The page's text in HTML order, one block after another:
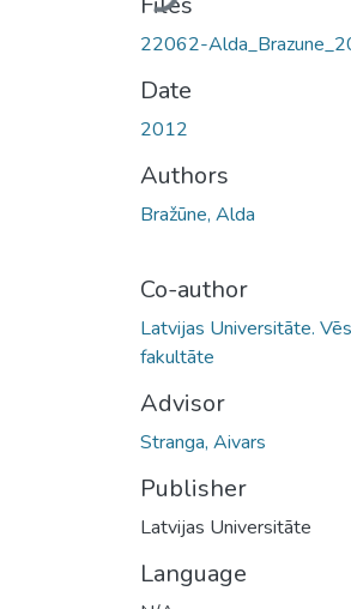
22062-
Date
2012
Authors
Bražūne, Alda
Co-author
Latvijas Universitāte.
fakultāte
Advisor
Stranga, Aivars
Publisher
Latvijas Universitāte
Language